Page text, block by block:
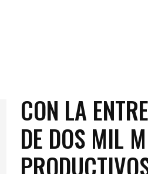
CON LA
DE DOS MIL